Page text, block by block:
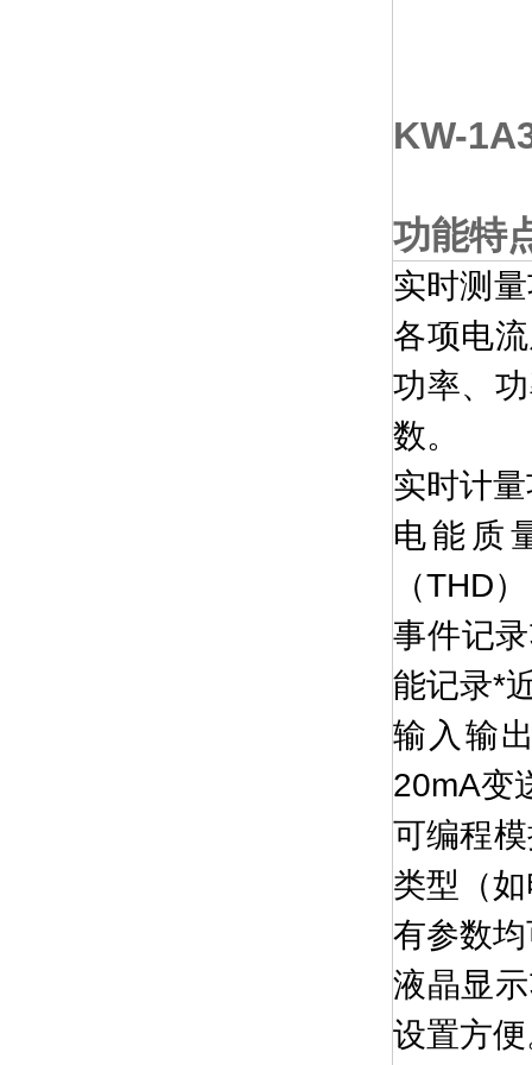
KW-
功能特
实时测
各项电
功率、
数。
实时计
电能质
（THD
事件记
能记录*
输入输
20mA变
可编程
类型（
有参数
液晶显
设置方